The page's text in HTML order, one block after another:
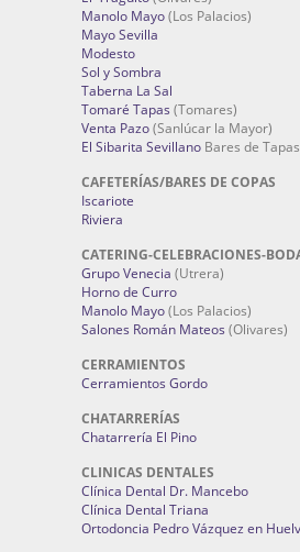
Manolo Mayo(Los Palacios)
Mayo Sevilla
Modesto
Sol y Sombra
Taberna La Sal
Tomaré Tapas (Tomares)
Venta Pazo(Sanlúcar la Mayor)
El Sibarita Sevillano Bares de
CAFETERÍAS/BARES DE COPAS
Iscariote
Riviera
CATERING-CELEBRACIONES-
Grupo Venecia (Utrera)
Horno de Curro
Manolo Mayo(Los Palacios)
Salones Román Mateos (Olivares)
CERRAMIENTOS
Cerramientos Gordo
CHATARRERÍAS
Chatarrería El Pino
CLINICAS DENTALES
Clínica Dental Dr. Mancebo
Clínica Dental Triana
Ortodoncia Pedro Vázquez en